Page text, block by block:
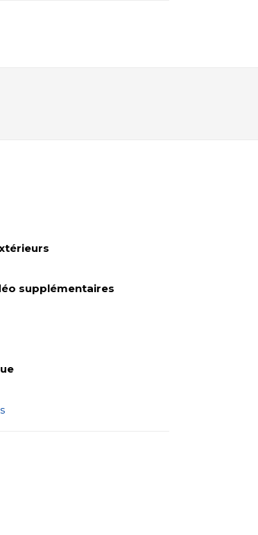
supplémentaires